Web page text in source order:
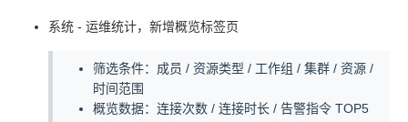
系统 - 运维统计，新增概览标签页
筛选条件：成员 / 资源类型 / 工作组 / 集群 / 资源 /
时间范围
概览数据：连接次数 / 连接时长 / 告警指令 TOP5